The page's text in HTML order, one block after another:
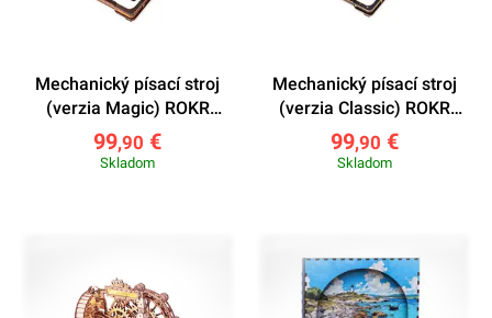
Mechanický písací stroj
(verzia Magic) ROKR
LK703C
99,90 €
Skladom
Mechanický písací stroj
(verzia Classic) ROKR
LK703B
99,90 €
Skladom